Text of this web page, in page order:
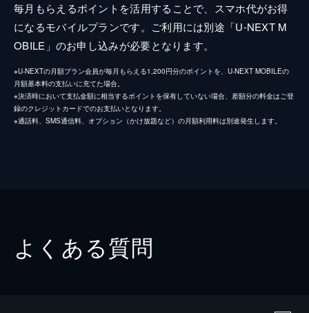
毎月もらえるポイントを活用することで、スマホ代がお得
になるモバイルプランです。ご利用には別途「U-NEXT M
OBILE」のお申し込みが必要となります。
※U-NEXTの月額プラン会員が毎月もらえる1,200円分のポイントを、U-NEXT MOBILEの
月額基本料の支払いに充てた場合。
※決済時において支払金額に相当するポイントを保有していない場合、差額分の料金はご登
録のクレジットカードでのお支払いとなります。
※通話料、SMS通信料、オプション（かけ放題など）の月額利用料は別途発生します。
よくある質問